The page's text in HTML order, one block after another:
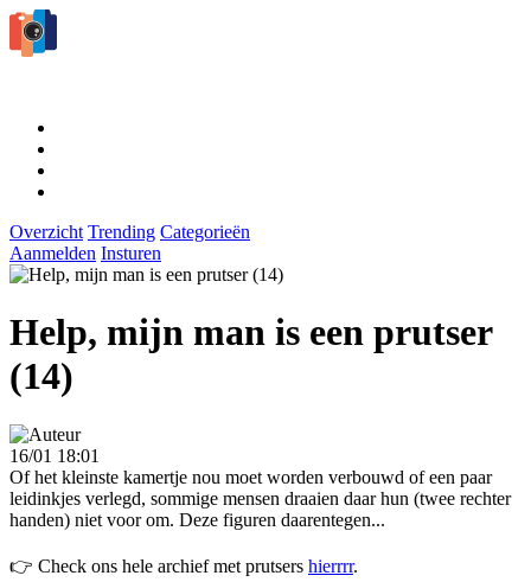
Overzicht Trending Categorieën
Aanmelden Insturen
Help, mijn man is een prutser
(14)
16/01 18:01
Of het kleinste kamertje nou moet worden verbouwd of een paar
leidinkjes verlegd, sommige mensen draaien daar hun (twee rechter
handen) niet voor om. Deze figuren daarentegen...
👉 Check ons hele archief met prutsers hierrrr.